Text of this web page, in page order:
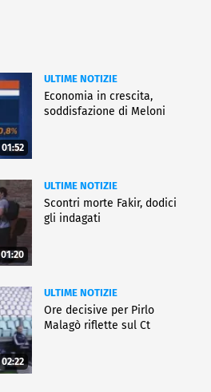
01:52
ULTIME NOTIZIE
Economia in crescita,
soddisfazione di Meloni
01:20
ULTIME NOTIZIE
Scontri morte Fakir, dodici
gli indagati
02:22
ULTIME NOTIZIE
Ore decisive per Pirlo
Malagò riflette sul Ct